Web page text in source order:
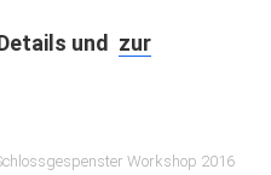
und zur
Workshop 2016